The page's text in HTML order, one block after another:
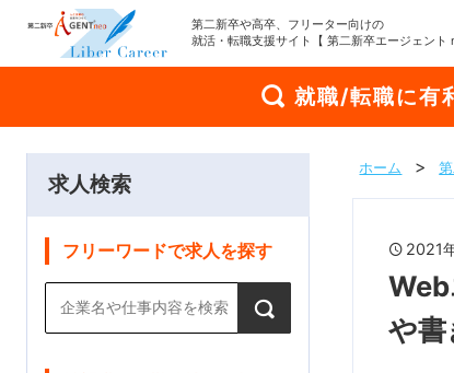
第二新卒や高卒、フリーター向けの
就活・転職支援サイト【 第二新卒エージェント
就職/転職に有
求人検索
フリーワードで求人を探す
ホーム
2021
や書